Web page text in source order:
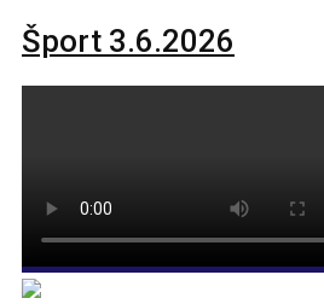
Šport 3.6.2026